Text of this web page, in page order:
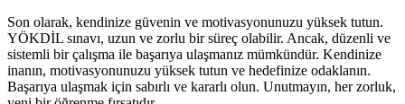
Son olarak, kendinize güvenin ve motivasyonunuzu yüksek tutun.
YÖKDİL sınavı, uzun ve zorlu bir süreç olabilir. Ancak, düzenli ve
sistemli bir çalışma ile başarıya ulaşmanız mümkündür. Kendinize
inanın, motivasyonunuzu yüksek tutun ve hedefinize odaklanın.
Başarıya ulaşmak için sabırlı ve kararlı olun. Unutmayın, her zorluk,